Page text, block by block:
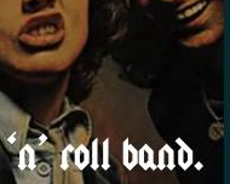
roll band.